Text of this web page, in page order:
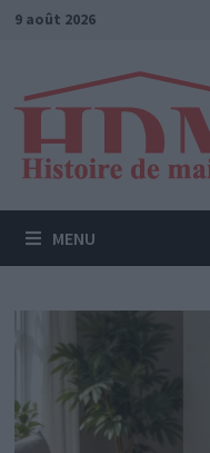
Passer
9 août 2026
MENU